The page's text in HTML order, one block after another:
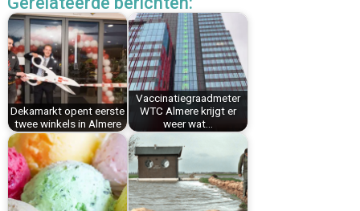
e
b
o
o
k
t
e
r
e
s
t
k
e
d
I
n
i
l
t
s
A
p
p
e
n
Dekamarkt opent eerste
twee winkels in Almere
Vaccinatiegraadmeter
WTC Almere krijgt er
weer wat…